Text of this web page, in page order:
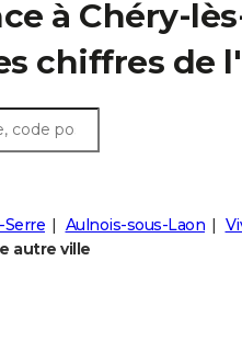
à Chéry-
chiffres de
Serre Aulnois-sous-Laon
autre ville